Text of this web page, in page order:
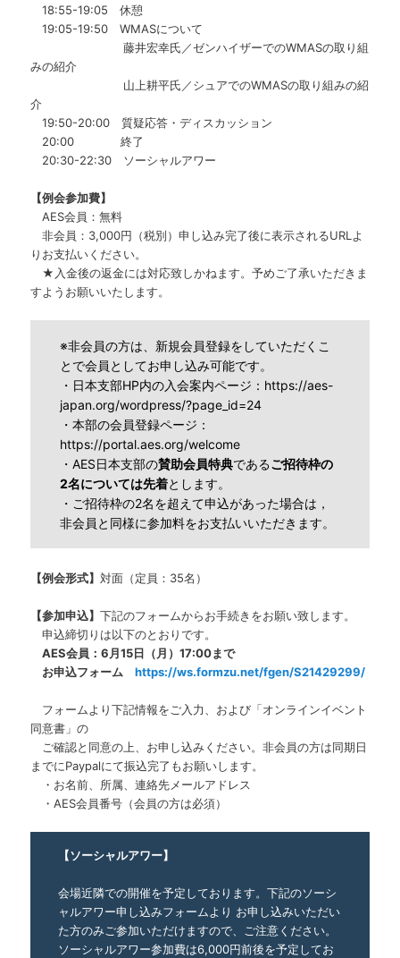
18:55-19:05 休憩
19:05-19:50 WMASについて
藤井宏幸氏／ゼンハイザーでのWMASの取り組
みの紹介
山上耕平氏／シュアでのWMASの取り組みの紹
介
19:50-20:00 質疑応答・ディスカッション
20:00 終了
20:30-22:30 ソーシャルアワー
【例会参加費】
AES会員：無料
非会員：3,000円（税別）申し込み完了後に表示されるURLよ
りお支払いください。
★入金後の返金には対応致しかねます。予めご了承いただきま
すようお願いいたします。
※非会員の方は、新規会員登録をしていただくこ
とで会員としてお申し込み可能です。
・日本支部HP内の入会案内ページ： https://aes-
japan.org/wordpress/?page_id=24
・本部の会員登録ページ：
https://portal.aes.org/welcome
・AES日本支部の賛助会員特典であるご招待枠の
2名については先着とします。
・ご招待枠の2名を超えて申込があった場合は，
非会員と同様に参加料をお支払いいただきます。
【例会形式】対面（定員：35名）
【参加申込】下記のフォームからお手続きをお願い致します。
申込締切りは以下のとおりです。
AES会員：6月15日（月）17:00まで
お申込フォーム
https://ws.formzu.net/fgen/S21429299/
フォームより下記情報をご入力、および「オンラインイベント
同意書」の
ご確認と同意の上、お申し込みください。非会員の方は同期日
までにPaypalにて振込完了もお願いします。
・お名前、所属、連絡先メールアドレス
・AES会員番号（会員の方は必須）
【ソーシャルアワー】
会場近隣での開催を予定しております。下記のソーシ
ャルアワー申し込みフォームより お申し込みいただい
た方のみご参加いただけますので、ご注意ください。
ソーシャルアワー参加費は6,000円前後を予定してお